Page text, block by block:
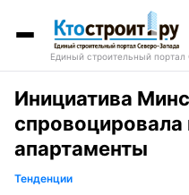
Единый строительный портал
Инициатива
спровоцировала
апартаменты
Тенденции